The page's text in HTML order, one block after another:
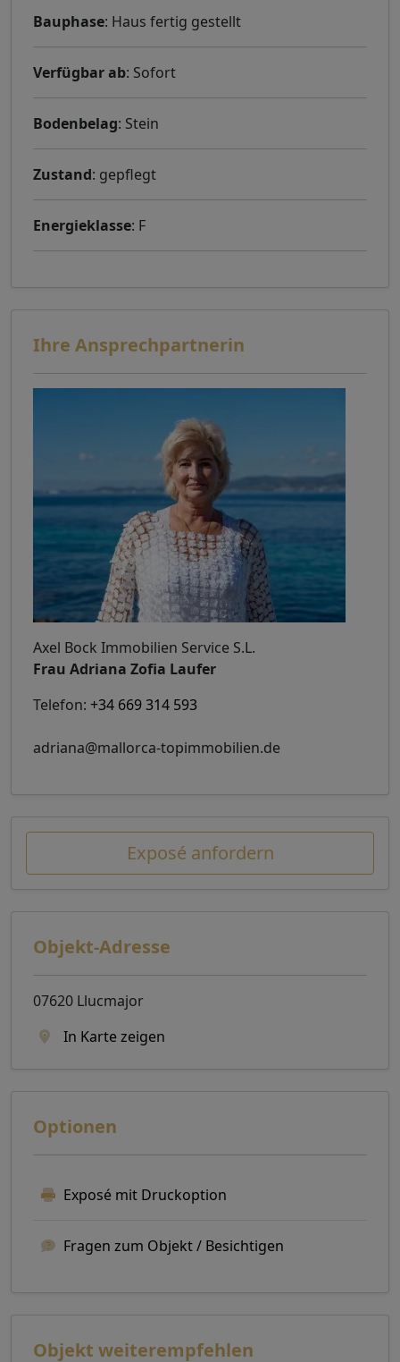
Bauphase: Haus fertig gestellt
Verfügbar ab: Sofort
Bodenbelag: Stein
Zustand: gepflegt
Energieklasse: F
Ihre Ansprechpartnerin
Axel Bock Immobilien Service S.L.
Frau Adriana Zofia Laufer
Telefon: +34 669 314 593
adriana@mallorca-topimmobilien.de
Exposé anfordern
Objekt-Adresse
07620 Llucmajor
In Karte zeigen
Optionen
Exposé mit Druckoption
Fragen zum Objekt / Besichtigen
Objekt weiterempfehlen